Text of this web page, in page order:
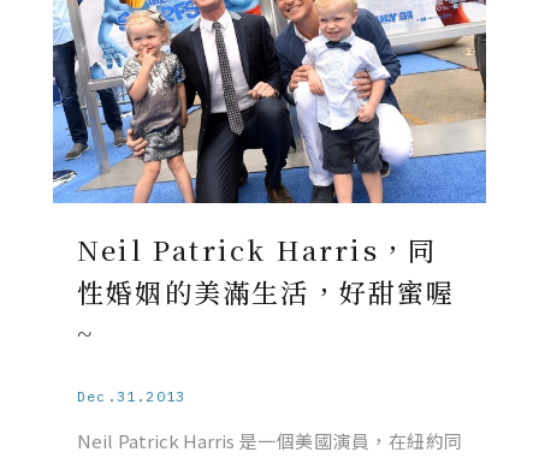
Neil Patrick Harris，同
性婚姻的美滿生活，好甜蜜喔
~
Dec.31.2013
Neil Patrick Harris 是一個美國演員，在紐約同